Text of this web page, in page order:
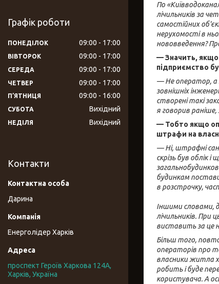
По
лічильників за
самостійних
нерухомості в
нововведення?
— Значить, якщо
підприємство
— Не оператор, а
зовнішніх
створені такі
я говорив
— Тобто якщо
штрафи на
— Ні, штрафні
скрізь був облік
будинкам
в розстрочку,
Іншими словами,
лічильників. При
виставить за це
Більш того,
операторів про
власники житла
робить і буде
користувача. А
Графік роботи
ПОНЕДІЛОК 09:00 17:00
ВІВТОРОК 09:00 17:00
СЕРЕДА 09:00 17:00
ЧЕТВЕР 09:00 17:00
ПʼЯТНИЦЯ 09:00 16:00
СУБОТА Вихідний
НЕДІЛЯ Вихідний
Контакти
Дарина
Енерголідер Харків
проспект Героїв Харкова 124А,
Харків, Україна